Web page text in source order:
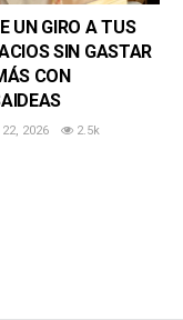
UN GIRO A TUS
SIN GASTAR
CON
2026 2.5k